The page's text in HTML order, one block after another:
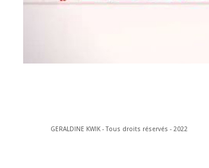
GERALDINE KWIK - Tous droits réservés - 2022